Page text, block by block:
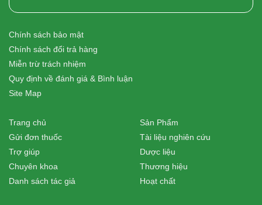
Chính sách bảo mật
Chính sách đổi trả hàng
Miễn trừ trách nhiệm
Quy định về đánh giá & Bình luận
Site Map
Trang chủ
Gửi đơn thuốc
Trợ giúp
Chuyên khoa
Danh sách tác giả
Sản Phẩm
Tài liệu nghiên cứu
Dược liệu
Thương hiệu
Hoạt chất